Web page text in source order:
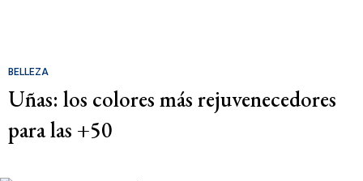
BELLEZA
Uñas: los colores más rejuvenecedores
para las +50